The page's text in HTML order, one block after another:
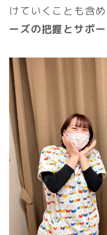
けていくことも含
ーズの把握とサポー